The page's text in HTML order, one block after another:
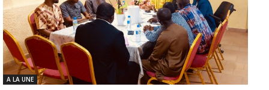
A LA UNE